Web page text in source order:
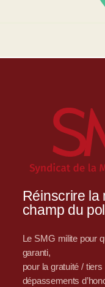
Réinscrire la
champ du
Le SMG milite pour
garanti,
pour la gratuité /
dépassements